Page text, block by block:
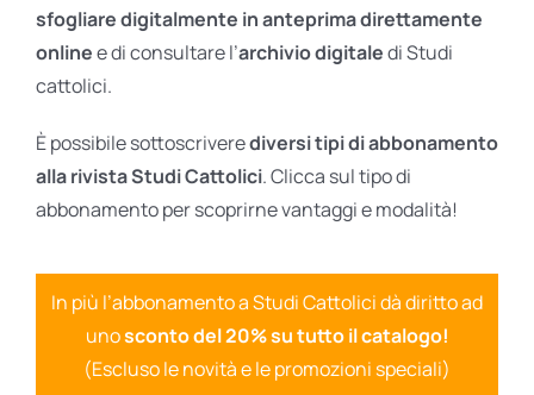
Ares Gift Card
sfogliare digitalmente in anteprima direttamente
onlinee di consultare l’archivio digitaledi Studi
cattolici.
È possibile sottoscriverediversi tipi di abbonamento
alla rivista Studi Cattolici. Clicca sul tipo di
abbonamento per scoprirne vantaggi e modalità!
In più l’abbonamento a Studi Cattolici dà diritto ad
unosconto del 20% su tutto il catalogo!
(Escluso le novità e le promozioni speciali)